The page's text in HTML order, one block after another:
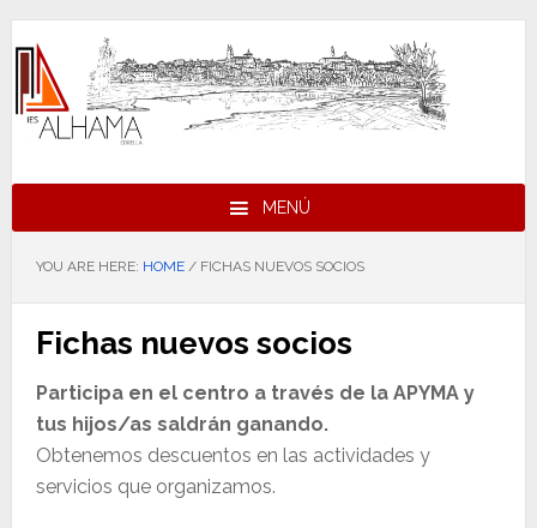
Skip
to
primary
navigation
Skip
to
main
content
Skip
to
footer
MENÚ
YOU ARE HERE: HOME /FICHAS NUEVOS SOCIOS
Fichas nuevos socios
Participa en el centro a través de la APYMA y
tus hijos/as saldrán ganando.
Obtenemos descuentos en las actividades y
servicios que organizamos.